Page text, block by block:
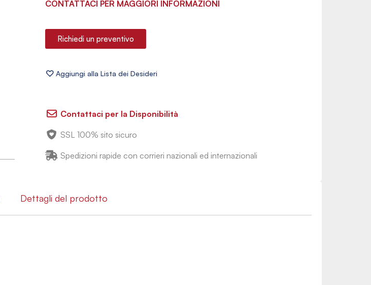
CONTATTACI PER MAGGIORI INFORMAZIONI
Richiedi un preventivo
Contattaci per la Disponibilità
SSL 100% sito sicuro
Spedizioni rapide con corrieri nazionali ed internazionali
Dettagli del prodotto